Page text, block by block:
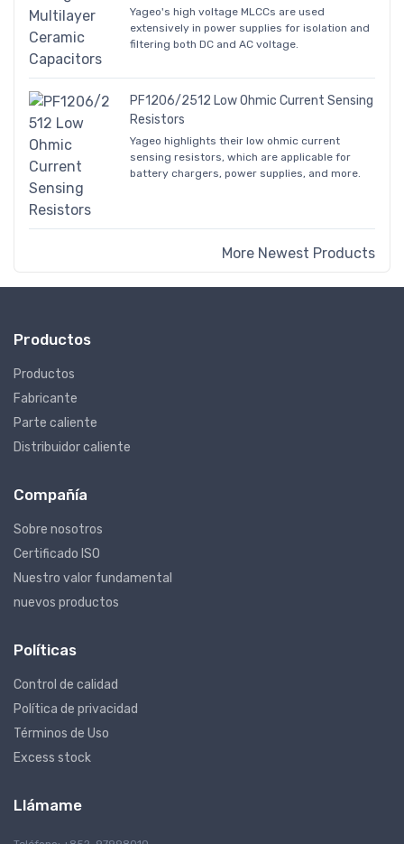
Yageo's high voltage MLCCs are used
extensively in power supplies for isolation and
filtering both DC and AC voltage.
PF1206/2512 Low Ohmic Current Sensing
Resistors
Yageo highlights their low ohmic current
sensing resistors, which are applicable for
battery chargers, power supplies, and more.
More Newest Products
Productos
Productos
Fabricante
Parte caliente
Distribuidor caliente
Compañía
Sobre nosotros
Certificado ISO
Nuestro valor fundamental
nuevos productos
Políticas
Control de calidad
Política de privacidad
Términos de Uso
Excess stock
Llámame